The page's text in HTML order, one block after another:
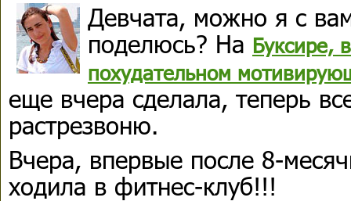
Девчата, можно я с
поделюсь? На Буксире,
похудательном
еще вчера сделала, теперь
растрезвоню.
Вчера, впервые после 8-
ходила в фитнес-клуб!!!